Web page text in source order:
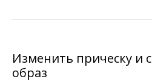
Изменить прическу и
образ